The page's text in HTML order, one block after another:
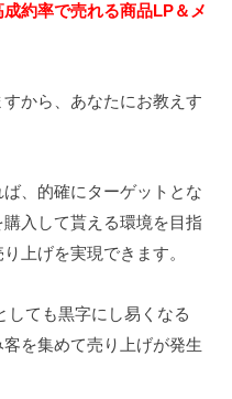
約率で売れる商品LP＆メ
から、あなたにお教えす
、的確にターゲットとな
入して貰える環境を目指
上げを実現できます。
しても黒字にし易くなる
を集めて売り上げが発生